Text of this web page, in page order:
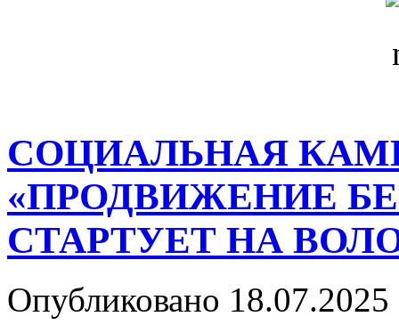
СОЦИАЛЬНАЯ
«ПРОДВИЖЕНИЕ
СТАРТУЕТ НА
Опубликовано